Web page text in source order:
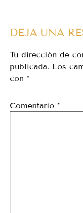
DEJA UNA
Tu dirección de
publicada. Los
con *
Comentario *